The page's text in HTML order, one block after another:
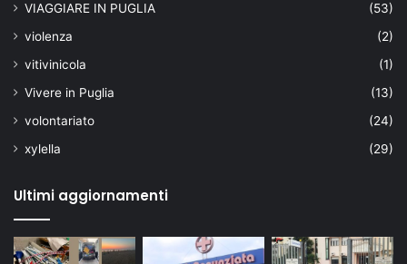
VIAGGIARE IN PUGLIA
(53)
violenza
(2)
vitivinicola
(1)
Vivere in Puglia
(13)
volontariato
(24)
xylella
(29)
Ultimi aggiornamenti